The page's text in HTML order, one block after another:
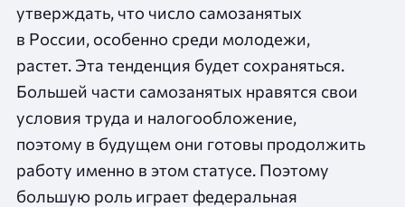
утверждать, что число самозанятых
в России, особенно среди молодежи,
растет. Эта тенденция будет сохраняться.
Большей части самозанятых нравятся свои
условия труда и налогообложение,
поэтому в будущем они готовы продолжить
работу именно в этом статусе. Поэтому
большую роль играет федеральная